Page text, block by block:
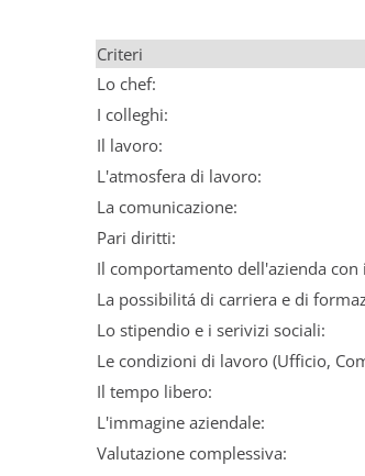
Criteri
Lo chef:
I colleghi:
Il lavoro:
L'atmosfera di lavoro:
La comunicazione:
Pari diritti:
Il comportamento dell'azienda con
La possibilitá di carriera e di
Lo stipendio e i serivizi sociali:
Le condizioni di lavoro (Ufficio,
Il tempo libero:
L'immagine aziendale:
Valutazione complessiva: